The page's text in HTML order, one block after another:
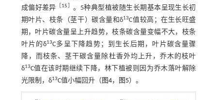
成偏好差异
15
。5种典型植被随生长期基本呈现生长初
期叶片、枝条（茎干）碳含量和δ13C值较高；在生长旺盛
期，叶片碳含量呈上升趋势，枝条碳含量变幅不大，枝条
叶片的δ13C多呈下降趋势；到生长后期，叶片碳含量骤
降，而枝条、茎干碳含量除杜香外均上升，乔木的枝叶
δ13C值在该时期继续下降，林下植被则因为乔木落叶解除
光限制，δ13C值小幅回升（ 图4， 图5）。